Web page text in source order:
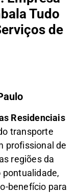
Tudo
de
Residenciais
transporte
profissional de
regiões da
pontualidade,
benefício para